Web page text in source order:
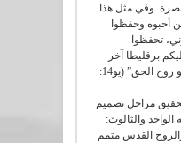
وفي مثل هذا
أحبوه وحفظوا
تحفظوا
برقليطا آخر
مؤيدا يكون معكم إلى الأبد، هو روح الحق” (يو14:
مراحل تصميم
الواحد والثالوث:
والروح القدس متمم